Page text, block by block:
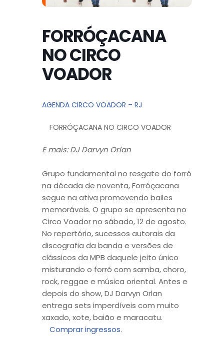
FORRÓÇACANA
NO CIRCO
VOADOR
AGENDA CIRCO VOADOR – RJ
FORRÓÇACANA NO CIRCO VOADOR
E mais: DJ Darvyn Orlan
Grupo fundamental no resgate do forró
na década de noventa, Forróçacana
segue na ativa promovendo bailes
memoráveis. O grupo se apresenta no
Circo Voador no sábado, 12 de agosto.
No repertório, sucessos autorais da
discografia da banda e versões de
clássicos da MPB daquele jeito único
misturando o forró com samba, choro,
rock, reggae e música oriental. Antes e
depois do show, DJ Darvyn Orlan
entrega sets imperdíveis com muito
xaxado, xote, baião e maracatu.
Comprar ingressos.